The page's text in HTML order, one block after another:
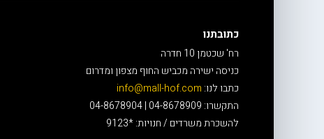
כתובתנו
רח' שכטמן 10 חדרה
כניסה ישירה מכביש החוף מצפון ומדרום
כתבו לנו: info@mall-hof.com
התקשרו: 04-8678909 | 04-8678904
להשכרת משרדים / חנויות: *9123